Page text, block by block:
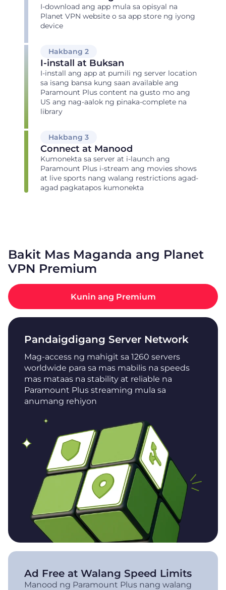
I-download ang app mula sa opisyal na
Planet VPN website o sa app store ng iyong
device
Hakbang 2
I-install at Buksan
I-install ang app at pumili ng server location
sa isang bansa kung saan available ang
Paramount Plus content na gusto mo ang
US ang nag-aalok ng pinaka-complete na
library
Hakbang 3
Connect at Manood
Kumonekta sa server at i-launch ang
Paramount Plus i-stream ang movies shows
at live sports nang walang restrictions agad-
agad pagkatapos kumonekta
Bakit Mas Maganda ang Planet
VPN Premium
Kunin ang Premium
Pandaigdigang Server Network
Mag-access ng mahigit sa 1260 servers
worldwide para sa mas mabilis na speeds
mas mataas na stability at reliable na
Paramount Plus streaming mula sa
anumang rehiyon
Ad Free at Walang Speed Limits
Manood ng Paramount Plus nang walang